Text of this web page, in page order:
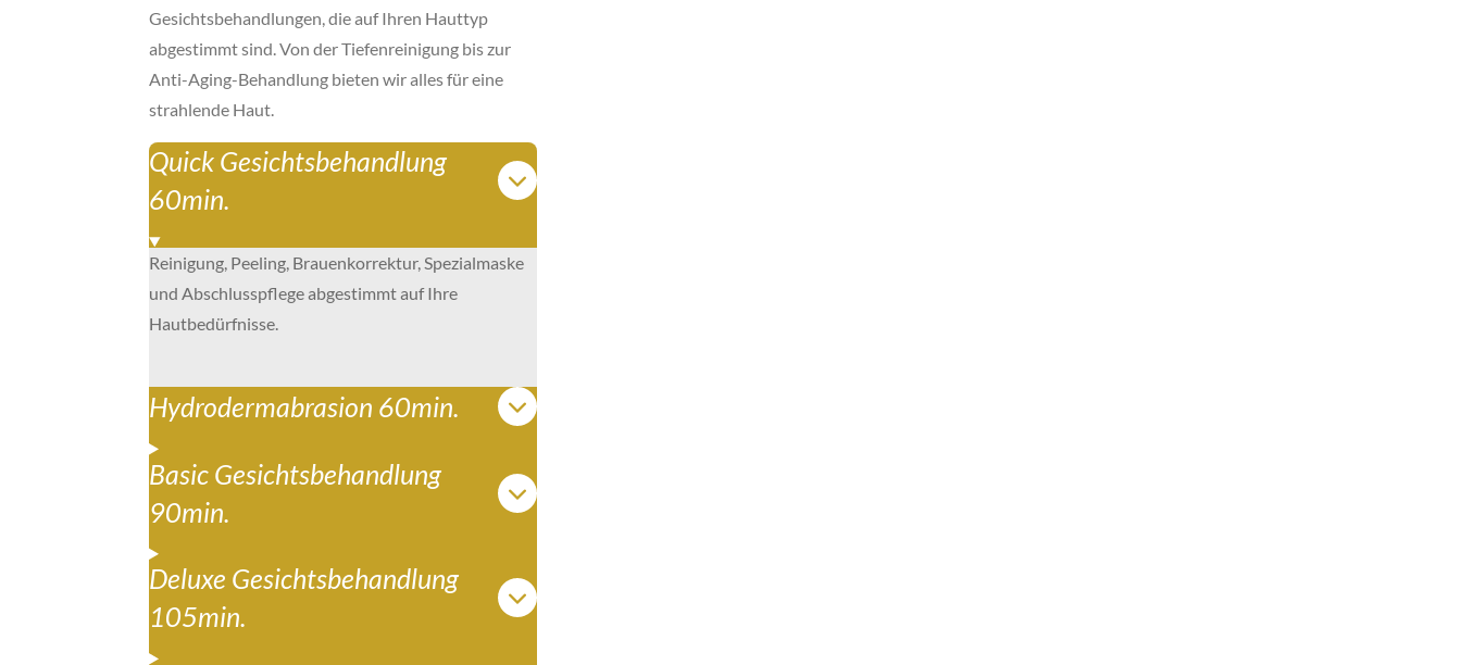
Gesichtsbehandlungen, die auf Ihren Hauttyp
abgestimmt sind. Von der Tiefenreinigung bis zur
Anti-Aging-Behandlung bieten wir alles für eine
strahlende Haut.
Quick Gesichtsbehandlung
60min.
Reinigung, Peeling, Brauenkorrektur, Spezialmaske
und Abschlusspflege abgestimmt auf Ihre
Hautbedürfnisse.
Hydrodermabrasion 60min.
Basic Gesichtsbehandlung
90min.
Deluxe Gesichtsbehandlung
105min.